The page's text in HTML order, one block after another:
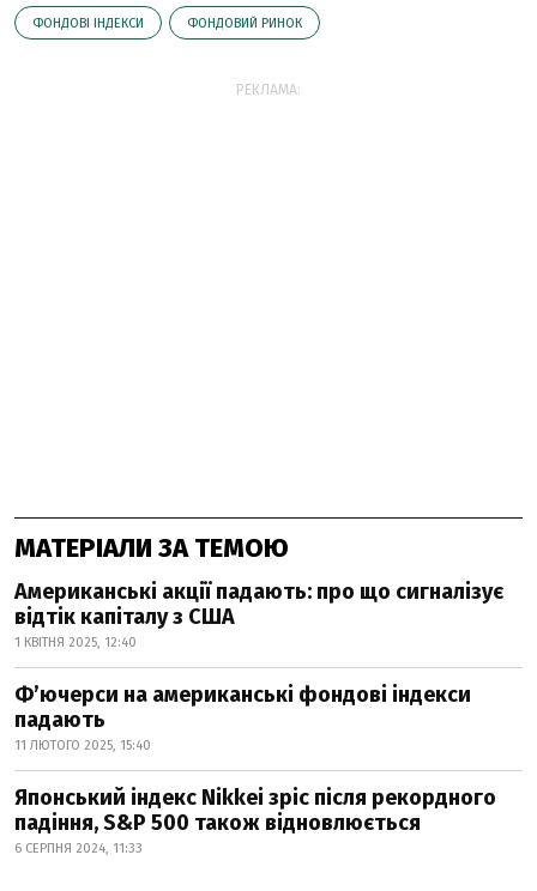
ФОНДОВІ ІНДЕКСИ ФОНДОВИЙ РИНОК
РЕКЛАМА:
МАТЕРІАЛИ ЗА ТЕМОЮ
Американські акції падають: про що сигналізує
відтік капіталу з США
1 КВІТНЯ 2025, 12:40
Фʼючерси на американські фондові індекси
падають
11 ЛЮТОГО 2025, 15:40
Японський індекс Nikkei зріс після рекордного
падіння, S&P 500 також відновлюється
6 СЕРПНЯ 2024, 11:33